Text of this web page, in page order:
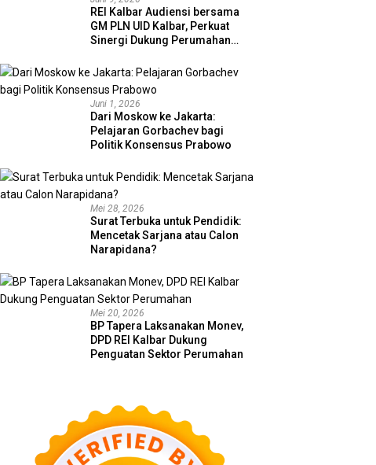
REI Kalbar Audiensi bersama
GM PLN UID Kalbar, Perkuat
Sinergi Dukung Perumahan
Rumah
Juni 1, 2026
Dari Moskow ke Jakarta:
Pelajaran Gorbachev bagi
Politik Konsensus Prabowo
Mei 28, 2026
Surat Terbuka untuk Pendidik:
Mencetak Sarjana atau Calon
Narapidana?
Mei 20, 2026
BP Tapera Laksanakan Monev,
DPD REI Kalbar Dukung
Penguatan Sektor Perumahan